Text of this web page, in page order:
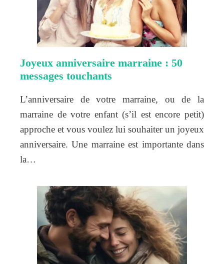
Joyeux anniversaire marraine : 50
messages touchants
L’anniversaire de votre marraine, ou de la
marraine de votre enfant (s’il est encore petit)
approche et vous voulez lui souhaiter un joyeux
anniversaire. Une marraine est importante dans
la…